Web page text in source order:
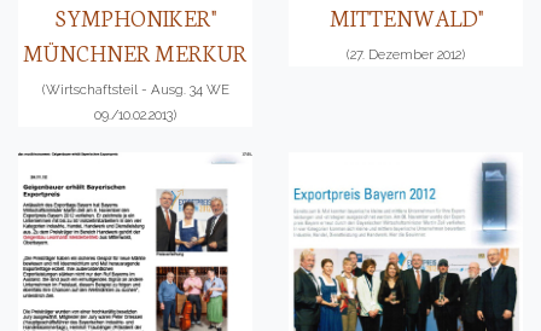
SYMPHONIKER"
MÜNCHNER MERKUR
(Wirtschaftsteil - Ausg. 34 WE
09./10.02.2013)
MITTENWALD"
(27. Dezember 2012)